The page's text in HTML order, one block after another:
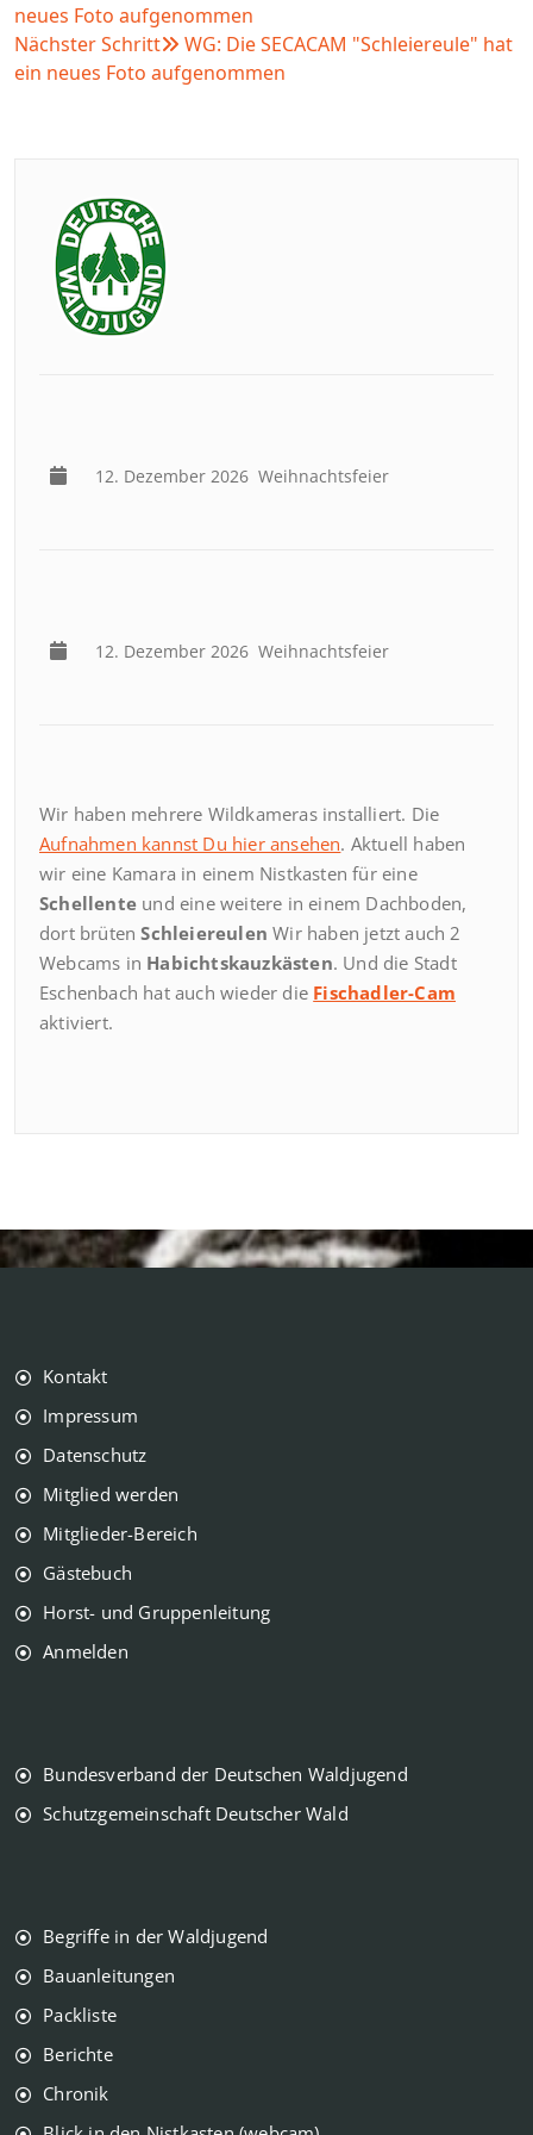
neues Foto aufgenommen
Nächster Schritt
WG: Die SECACAM "Schleiereule" hat
ein neues Foto aufgenommen
12. Dezember 2026 Weihnachtsfeier
12. Dezember 2026 Weihnachtsfeier
Wir haben mehrere Wildkameras installiert. Die
Aufnahmen kannst Du hier ansehen. Aktuell haben
wir eine Kamara in einem Nistkasten für eine
Schellente und eine weitere in einem Dachboden,
dort brütenSchleiereulen Wir haben jetzt auch 2
Webcams in Habichtskauzkästen. Und die Stadt
Eschenbach hat auch wieder die Fischadler-Cam
aktiviert.
Kontakt
Impressum
Datenschutz
Mitglied werden
Mitglieder-Bereich
Gästebuch
Horst- und Gruppenleitung
Anmelden
Bundesverband der Deutschen Waldjugend
Schutzgemeinschaft Deutscher Wald
Begriffe in der Waldjugend
Bauanleitungen
Packliste
Berichte
Chronik